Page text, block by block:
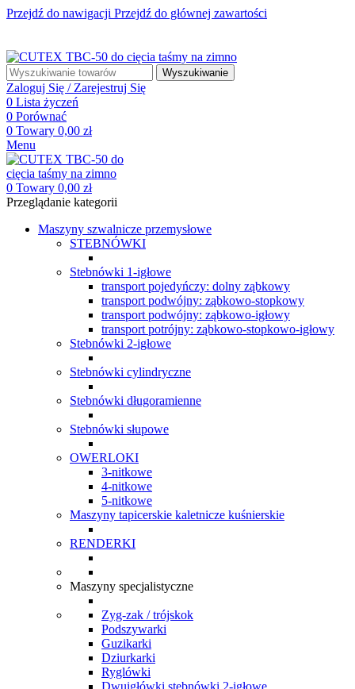
Przejdź do nawigacji Przejdź do głównej zawartości
Wyszukiwanie
Zaloguj Się / Zarejestruj Się
0 Lista życzeń
0 Porównać
0 Towary 0,00 zł
Menu
0 Towary 0,00 zł
Przeglądanie kategorii
Maszyny szwalnicze przemysłowe
STEBNÓWKI
Stebnówki 1-igłowe
transport pojedyńczy: dolny ząbkowy
transport podwójny: ząbkowo-stopkowy
transport podwójny: ząbkowo-igłowy
transport potrójny: ząbkowo-stopkowo-igłowy
Stebnówki 2-igłowe
Stebnówki cylindryczne
Stebnówki długoramienne
Stebnówki słupowe
OWERLOKI
3-nitkowe
4-nitkowe
5-nitkowe
Maszyny tapicerskie kaletnicze kuśnierskie
RENDERKI
Maszyny specjalistyczne
Zyg-zak / trójskok
Podszywarki
Guzikarki
Dziurkarki
Ryglówki
Dwuigłówki stebnówki 2-igłowe